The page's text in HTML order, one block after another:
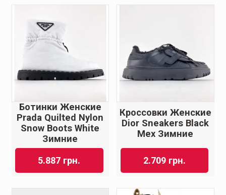
Ботинки Женские
Prada Quilted Nylon
Snow Boots White
Зимние
5.887 грн.
Кроссовки Женские
Dior Sneakers Black
Мех Зимние
2.709 грн.